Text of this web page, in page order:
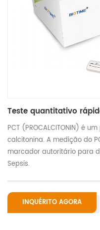
Teste quantitativo
PCT (PROCALCITONIN) é
calcitonina. A medição do
marcador autoritário para
Sepsis.
INQUÉRITO AGORA